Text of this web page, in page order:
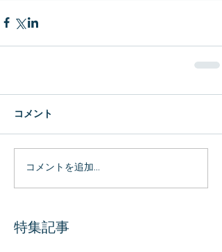
コメント
コメントを追加…
特集記事